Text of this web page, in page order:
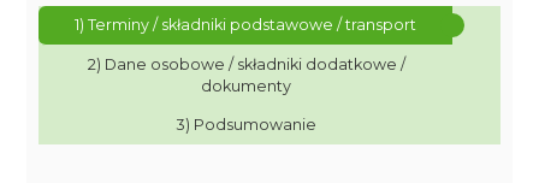
1) Terminy / składniki podstawowe / transport
2) Dane osobowe / składniki dodatkowe /
dokumenty
3) Podsumowanie